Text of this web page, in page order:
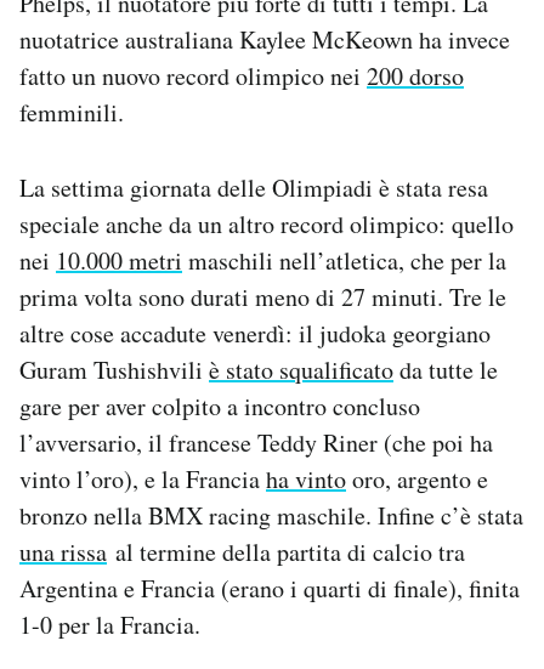
nuotatrice australiana Kaylee McKeown ha invece
fatto un nuovo record olimpico nei 200 dorso
femminili.
La settima giornata delle Olimpiadi è stata resa
speciale anche da un altro record olimpico: quello
nei 10.000 metri maschili nell’atletica, che per la
prima volta sono durati meno di 27 minuti. Tre le
altre cose accadute venerdì: il judoka georgiano
Guram Tushishvili è stato squalificatoda tutte le
gare per aver colpito a incontro concluso
l’avversario, il francese Teddy Riner (che poi ha
vinto l’oro), e la Franciaha vintooro, argento e
bronzo nella BMX racing maschile. Infine c’è stata
una rissa al termine della partita di calcio tra
Argentina e Francia (erano i quarti di finale), finita
1-0 per la Francia.